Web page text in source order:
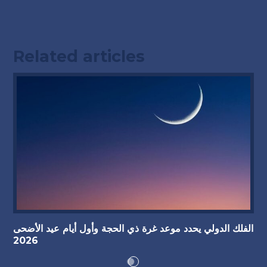
Related articles
الفلك الدولي يحدد موعد غرة ذي الحجة وأول أيام عيد الأضحى
2026